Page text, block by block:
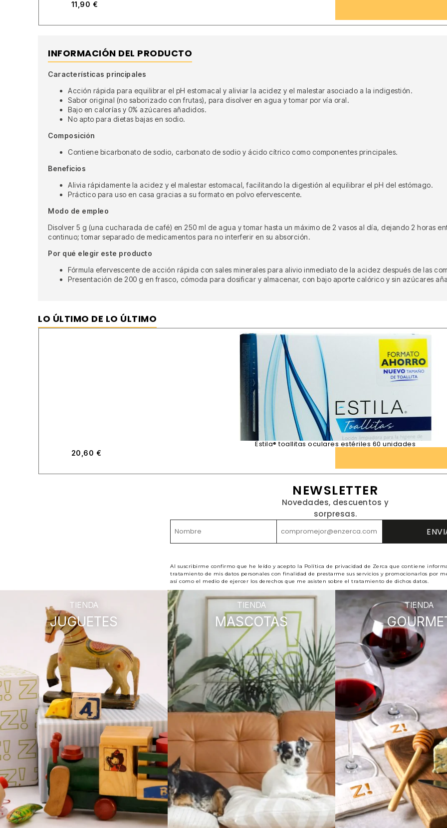
11,90 €
INFORMACIÓN DEL PRODUCTO
Características principales
Acción rápida para equilibrar el pH estomacal y aliviar la acidez y el malestar asociado a la indigestión.
Sabor original (no saborizado con frutas), para disolver en agua y tomar por vía oral.
Bajo en calorías y 0% azúcares añadidos.
No apto para dietas bajas en sodio.
Composición
Contiene bicarbonato de sodio, carbonato de sodio y ácido cítrico como componentes principales.
Beneficios
Alivia rápidamente la acidez y el malestar estomacal, facilitando la digestión al equilibrar el pH del estómago.
Práctico para uso en casa gracias a su formato en polvo efervescente.
Modo de empleo
Disolver 5 g (una cucharada de café) en 250 ml de agua y tomar hasta un máximo de 2 vasos al día, dejando 2 horas
continuo; tomar separado de medicamentos para no interferir en su absorción.
Por qué elegir este producto
Fórmula efervescente de acción rápida con sales minerales para alivio inmediato de la acidez después de las
Presentación de 200 g en frasco, cómoda para dosificar y almacenar, con bajo aporte calórico y sin azúcares
LO ÚLTIMO DE LO ÚLTIMO
Estila® toallitas oculares estériles 60 unidades
20,60 €
NEWSLETTER
Novedades, descuentos y
sorpresas.
Al suscribirme confirmo que he leído y acepto la Política de privacidad de Zerca que contiene
tratamiento de mis datos personales con finalidad de prestarme sus servicios y promocionarlos por
así como el medio de ejercer los derechos que me asisten sobre el tratamiento de dichos datos.
TIENDA
JUGUETES
TIENDA
MASCOTAS
TIENDA